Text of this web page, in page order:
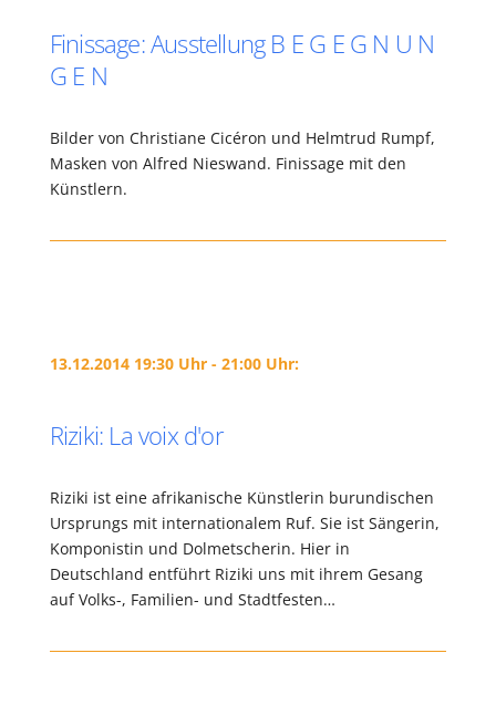
Finissage: Ausstellung B E G E G N U N
G E N
Bilder von Christiane Cicéron und Helmtrud Rumpf,
Masken von Alfred Nieswand. Finissage mit den
Künstlern.
13.12.2014 19:30 Uhr - 21:00 Uhr:
Riziki: La voix d'or
Riziki ist eine afrikanische Künstlerin burundischen
Ursprungs mit internationalem Ruf. Sie ist Sängerin,
Komponistin und Dolmetscherin. Hier in
Deutschland entführt Riziki uns mit ihrem Gesang
auf Volks-, Familien- und Stadtfesten…